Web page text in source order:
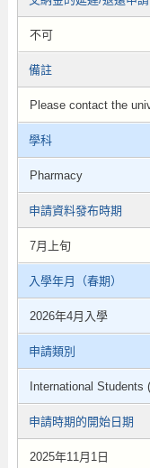
不可
備註
Please contact the
學科
Pharmacy
申請資料發布時期
7月上旬
入學年月（春期）
2026年4月入學
申請類別
International
申請時期的開始日期
2025年11月1日